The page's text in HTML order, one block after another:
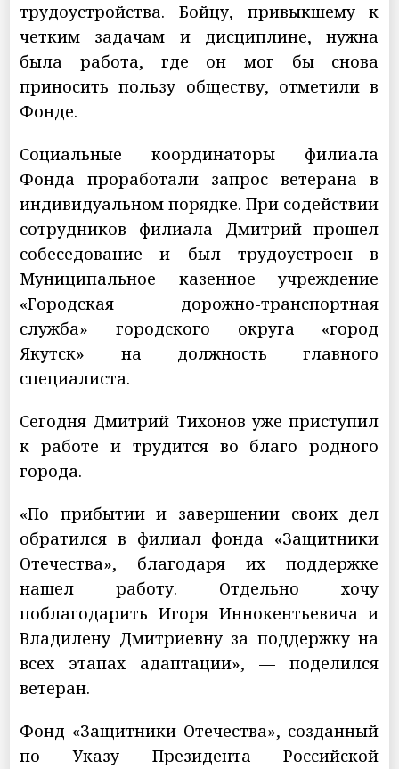
трудоустройства. Бойцу, привыкшему к
четким задачам и дисциплине, нужна
была работа, где он мог бы снова
приносить пользу обществу, отметили в
Фонде.
Социальные координаторы филиала
Фонда проработали запрос ветерана в
индивидуальном порядке. При содействии
сотрудников филиала Дмитрий прошел
собеседование и был трудоустроен в
Муниципальное казенное учреждение
«Городская дорожно-транспортная
служба» городского округа «город
Якутск» на должность главного
специалиста.
Сегодня Дмитрий Тихонов уже приступил
к работе и трудится во благо родного
города.
«По прибытии и завершении своих дел
обратился в филиал фонда «Защитники
Отечества», благодаря их поддержке
нашел работу. Отдельно хочу
поблагодарить Игоря Иннокентьевича и
Владилену Дмитриевну за поддержку на
всех этапах адаптации», — поделился
ветеран.
Фонд «Защитники Отечества», созданный
по Указу Президента Российской